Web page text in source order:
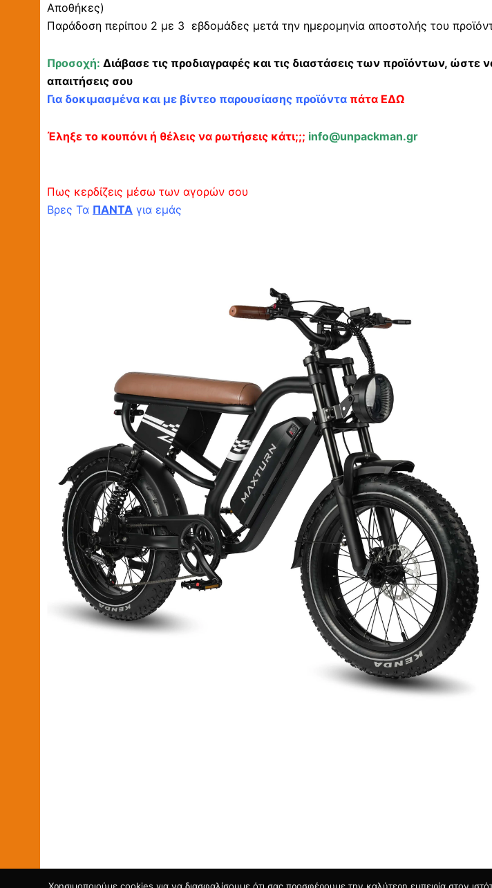
Αποθήκες)
Παράδοση περίπου 2 με 3 εβδομάδες μετά την ημερομηνία αποστολής του
Προσοχή: Διάβασε τις προδιαγραφές και τις διαστάσεις των προϊόντων, ώστε
απαιτήσεις σου
Για δοκιμασμένα και με βίντεο παρουσίασης προϊόντα πάτα ΕΔΩ
Έληξε το κουπόνι ή θέλεις να ρωτήσεις κάτι;;; info@unpackman.gr
Πως κερδίζεις μέσω των αγορών σου
Βρες Τα ΠΑΝΤΑ για εμάς